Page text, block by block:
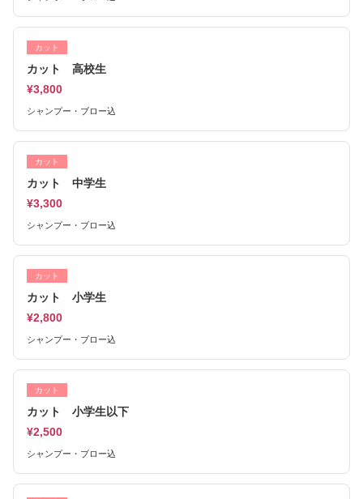
カット
カット 高校生
¥3,800
シャンプー・ブロー込
カット
カット 中学生
¥3,300
シャンプー・ブロー込
カット
カット 小学生
¥2,800
シャンプー・ブロー込
カット
カット 小学生以下
¥2,500
シャンプー・ブロー込